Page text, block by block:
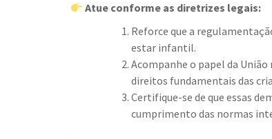
Atue conforme as diretrizes legais:
Reforce que a
estar infantil.
Acompanhe o papel da
direitos fundamentais das
Certifique-se de que essas
cumprimento das normas